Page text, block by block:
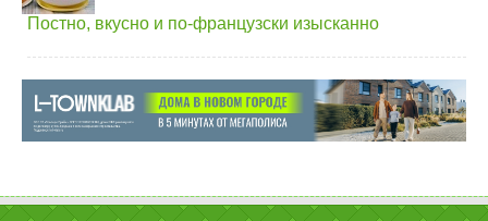
Постно, вкусно и по-французски изысканно